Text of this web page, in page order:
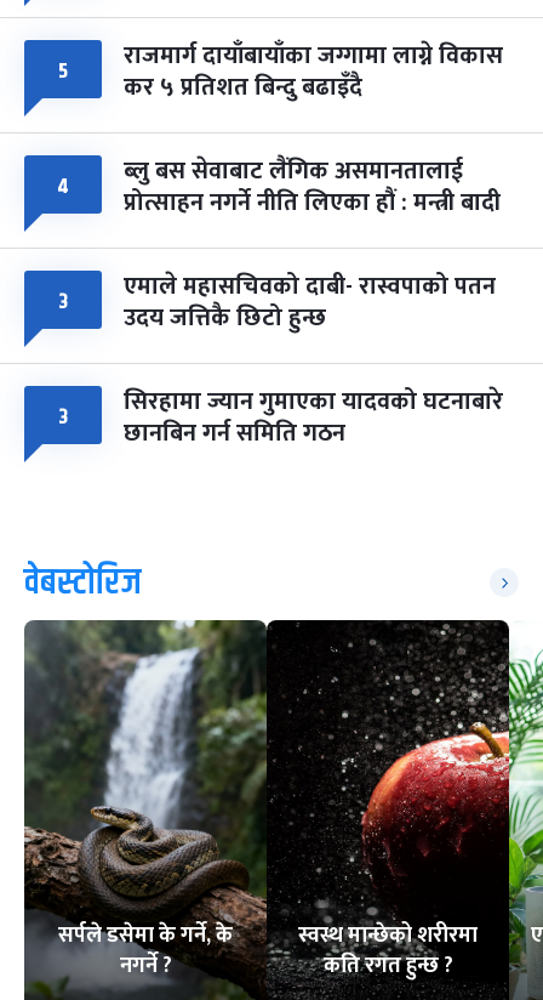
५ राजमार्ग दायाँबायाँका जग्गामा लाग्ने विकास
कर ५ प्रतिशत बिन्दु बढाइँदै
४ ब्लु बस सेवाबाट लैंगिक असमानतालाई
प्रोत्साहन नगर्ने नीति लिएका हौं : मन्त्री बादी
३ एमाले महासचिवको दाबी- रास्वपाको पतन
उदय जत्तिकै छिटो हुन्छ
३ सिरहामा ज्यान गुमाएका यादवको घटनाबारे
छानबिन गर्न समिति गठन
वेबस्टोरिज
सर्पले डसेमा के गर्ने, के
नगर्ने ?
स्वस्थ मान्छेको शरीरमा
कति रगत हुन्छ ?